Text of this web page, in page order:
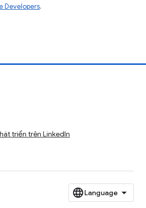
Developers.
triển trên LinkedIn